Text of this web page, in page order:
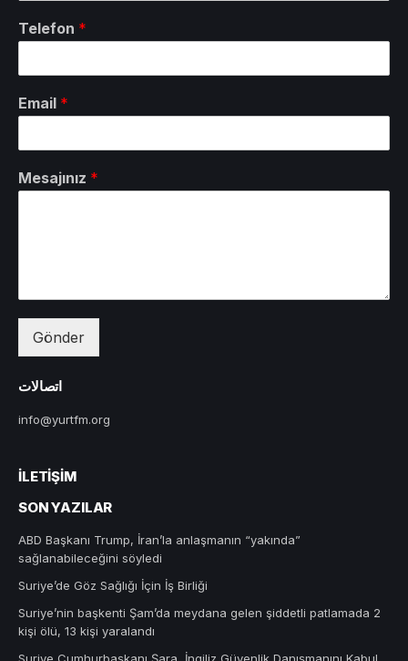
Telefon *
Email *
Mesajınız *
Gönder
اتصالات
info@yurtfm.org
İLETIŞIM
SON YAZILAR
ABD Başkanı Trump, İran’la anlaşmanın “yakında”
sağlanabileceğini söyledi
Suriye’de Göz Sağlığı İçin İş Birliği
Suriye’nin başkenti Şam’da meydana gelen şiddetli patlamada 2
kişi ölü, 13 kişi yaralandı
Suriye Cumhurbaşkanı Şara, İngiliz Güvenlik Danışmanını Kabul